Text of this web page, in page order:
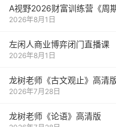
A视野2026财富训练营《周
2026年8月1日
左闲人商业博弈闭门直播课
2026年8月1日
龙树老师《古文观止》高清
2026年7月28日
龙树老师《论语》高清版